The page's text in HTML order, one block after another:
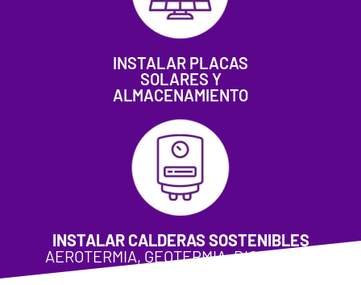
INSTALAR PLACAS
SOLARES Y
ALMACENAMIENTO
INSTALAR CALDERAS SOSTENIBLES
AEROTERMIA, GEOTERMIA, BIOMASA...)